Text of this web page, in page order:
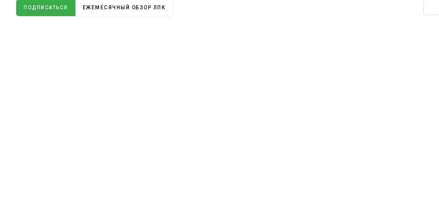
ПОДПИСАТЬСЯ ЕЖЕМЕСЯЧНЫЙ ОБЗОР ЛПК